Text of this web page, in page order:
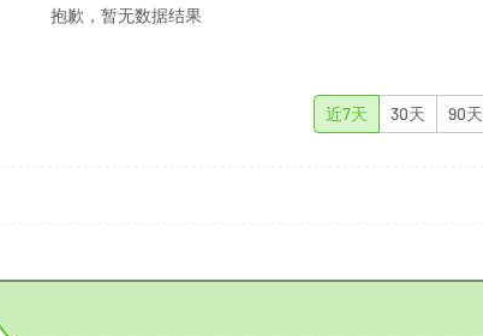
抱歉，暂无数据结果
近7天 30天 90天